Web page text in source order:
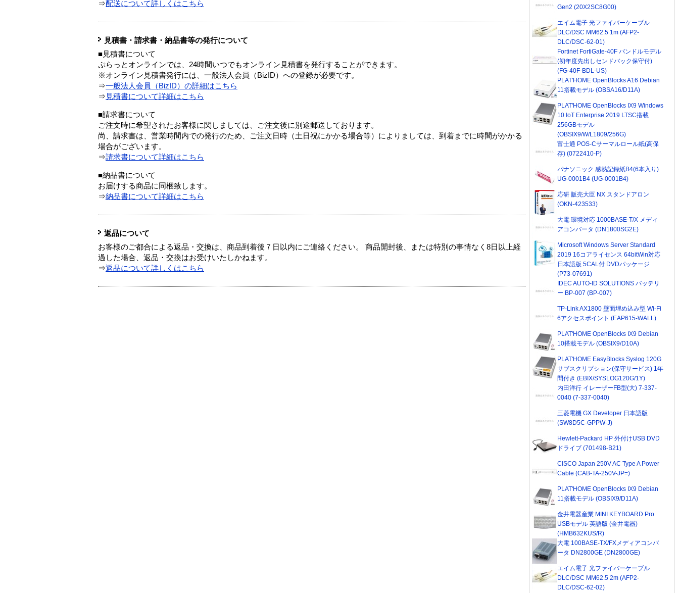
⇒配送について詳しくはこちら
見積書・請求書・納品書等の発行について
■見積書について
ぷらっとオンラインでは、24時間いつでもオンライン見積書を発行することができます。
※オンライン見積書発行には、一般法人会員（BizID）への登録が必要です。
⇒一般法人会員（BizID）の詳細はこちら
⇒ 見積書について詳細はこちら
■請求書について
ご注文時に希望されたお客様に関しましては、ご注文後に別途郵送しております。
尚、請求書は、営業時間内での発行のため、ご注文日時（土日祝にかかる場合等）によりましては、到着までに時間がかかる
場合がございます。
⇒請求書について詳細はこちら
■納品書について
お届けする商品に同梱致します。
⇒納品書について詳細はこちら
返品について
お客様のご都合による返品・交換は、商品到着後７日以内にご連絡ください。 商品開封後、または特別の事情なく8日以上経
過した場合、返品・交換はお受けいたしかねます。
⇒返品について詳しくはこちら
Gen2 (20X2SC8G00)
エイム電子 光ファイバーケーブル
DLC/DSC MM62.5 1m (AFP2-
DLC/DSC-62-01)
Fortinet FortiGate-40F バンドルモデル
(初年度先出しセンドバック保守付)
(FG-40F-BDL-US)
PLAT'HOME OpenBlocks A16 Debian
11搭載モデル (OBSA16/D11A)
PLAT'HOME OpenBlocks IX9 Windows
10 IoT Enterprise 2019 LTSC搭載
256GBモデル
(OBSIX9/W/L1809/256G)
富士通 POS-Cサーマルロール紙(高保
存) (0722410-P)
パナソニック 感熱記録紙B4(6本入り)
UG-0001B4 (UG-0001B4)
応研 販売大臣 NX スタンドアロン
(OKN-423533)
大電 環境対応 1000BASE-T/X メディ
アコンバータ (DN1800SG2E)
Microsoft Windows Server Standard
2019 16コアライセンス 64bitWin対応
日本語版 5CAL付 DVDパッケージ
(P73-07691)
IDEC AUTO-ID SOLUTIONS バッテリ
ー BP-007 (BP-007)
TP-Link AX1800 壁面埋め込み型 Wi-Fi
6アクセスポイント (EAP615-WALL)
PLAT'HOME OpenBlocks IX9 Debian
10搭載モデル (OBSIX9/D10A)
PLAT'HOME EasyBlocks Syslog 120G
サブスクリプション(保守サービス) 1年
間付き (EBIX/SYSLOG120G/1Y)
内田洋行 イレーザーFB型(大) 7-337-
0040 (7-337-0040)
三菱電機 GX Developer 日本語版
(SW8D5C-GPPW-J)
Hewlett-Packard HP 外付けUSB DVD
ドライブ (701498-B21)
CISCO Japan 250V AC Type A Power
Cable (CAB-TA-250V-JP=)
PLAT'HOME OpenBlocks IX9 Debian
11搭載モデル (OBSIX9/D11A)
金井電器産業 MINI KEYBOARD Pro
USBモデル 英語版 (金井電器)
(HMB632KUS/R)
大電 100BASE-TX/FXメディアコンバ
ータ DN2800GE (DN2800GE)
エイム電子 光ファイバーケーブル
DLC/DSC MM62.5 2m (AFP2-
DLC/DSC-62-02)